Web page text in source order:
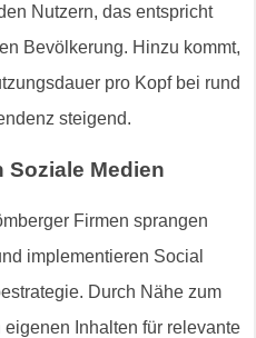
Nutzern, das entspricht
Bevölkerung. Hinzu kommt,
pro Kopf bei rund
steigend.
Soziale Medien
Firmen sprangen
implementieren Social
Durch Nähe zum
Inhalten für relevante